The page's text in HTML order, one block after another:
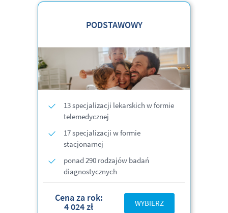
PODSTAWOWY
13 specjalizacji lekarskich w formie
telemedycznej
17 specjalizacji w formie
stacjonarnej
ponad 290 rodzajów badań
diagnostycznych
Cena za rok:
4 024 zł WYBIERZ